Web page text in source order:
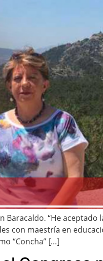
Baracaldo. “He
con maestría en
“Concha” […]